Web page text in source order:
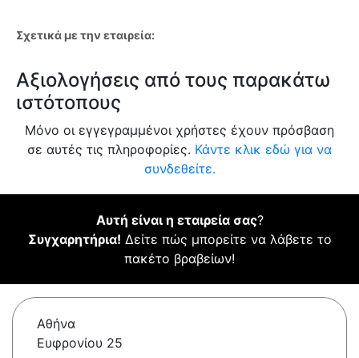
Σχετικά με την εταιρεία:
Αξιολογήσεις από τους παρακάτω
ιστότοπους
Μόνο οι εγγεγραμμένοι χρήστες έχουν πρόσβαση
σε αυτές τις πληροφορίες. Κάντε κλικ εδώ για να
συνδεθείτε.
Αυτή είναι η εταιρεία σας?
Συγχαρητήρια! Δείτε πώς μπορείτε να λάβετε το
πακέτο βραβείων!
Αθήνα
Ευφρονίου 25